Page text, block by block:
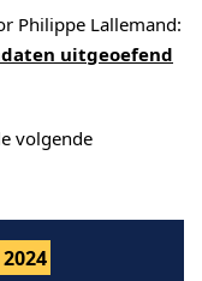
Philippe Lallemand:
uitgeoefend
volgende